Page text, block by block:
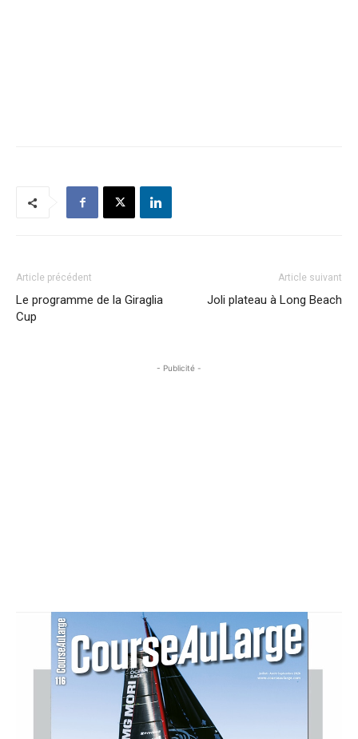
Article précédent
Le programme de la Giraglia
Cup
Article suivant
Joli plateau à Long Beach
- Publicité -